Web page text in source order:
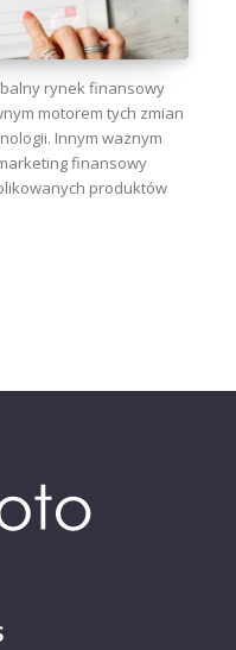
rynek finansowy
motorem tych zmian
Innym ważnym
finansowy
produktów